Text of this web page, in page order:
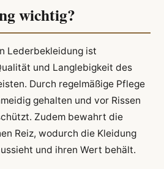
wichtig?
Lederbekleidung ist
und Langlebigkeit des
Durch regelmäßige Pflege
gehalten und vor Rissen
Zudem bewahrt die
Reiz, wodurch die Kleidung
und ihren Wert behält.